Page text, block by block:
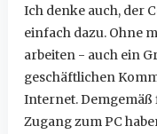
Ich denke auch, der
einfach dazu. Ohne
arbeiten - auch ein
geschäftlichen
Internet. Demgemäß
Zugang zum PC